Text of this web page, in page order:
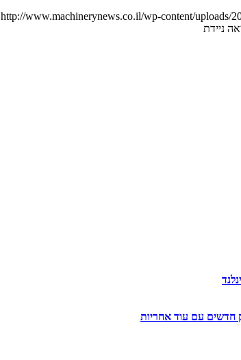
http://www.machinerynews.co.il/wp-content/uploads/
ניידת
חדשים עם עוד אחריות